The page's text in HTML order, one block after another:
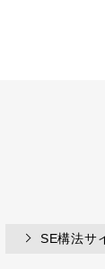
SE構法サ